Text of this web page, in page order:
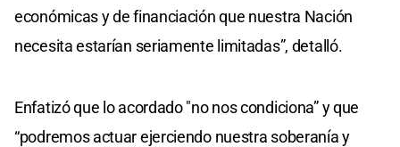
económicas y de financiación que nuestra Nación
necesita estarían seriamente limitadas”, detalló.
Enfatizó que lo acordado "no nos condiciona” y que
“podremos actuar ejerciendo nuestra soberanía y